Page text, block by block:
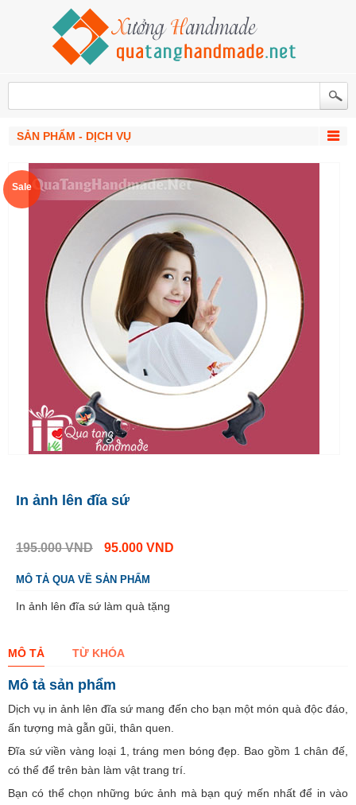
SẢN PHẨM - DỊCH VỤ
Sale
In ảnh lên đĩa sứ
195.000VND 95.000 VND
MÔ TẢ QUA VỀ SẢN PHẨM
In ảnh lên đĩa sứ làm quà tặng
MÔ TẢ TỪ KHÓA
Mô tả sản phẩm
Dịch vụ in ảnh lên đĩa sứ mang đến cho bạn một món quà độc đáo,
ấn tượng mà gẫn gũi, thân quen.
Đĩa sứ viền vàng loại 1, tráng men bóng đẹp. Bao gồm 1 chân đế,
có thể để trên bàn làm vật trang trí.
Bạn có thể chọn những bức ảnh mà bạn quý mến nhất để in vào